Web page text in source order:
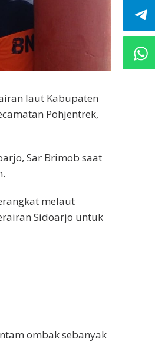
laut Kabupaten
Pohjentrek,
Sar Brimob saat
melaut
Sidoarjo untuk
ombak sebanyak